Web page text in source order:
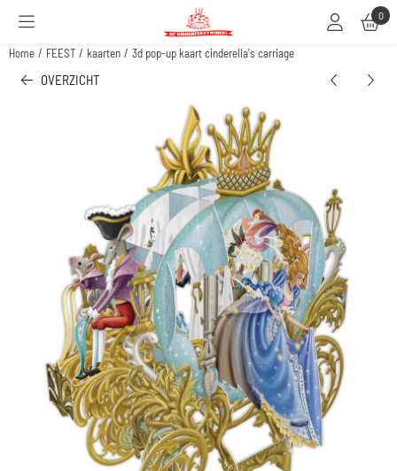
Cookievoorkeuren zijn beschikbaar. Kies instellingen of sta alle cookies toe.0
Home / FEEST / kaarten / 3d pop-up kaart cinderella's carriage
OVERZICHT